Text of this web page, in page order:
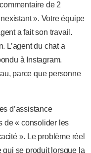
de 2
». Votre équipe
a fait son travail.
L’agent du chat a
à Instagram.
parce que personne
d’assistance
de « consolider les
». Le problème réel
qui se produit lorsque la